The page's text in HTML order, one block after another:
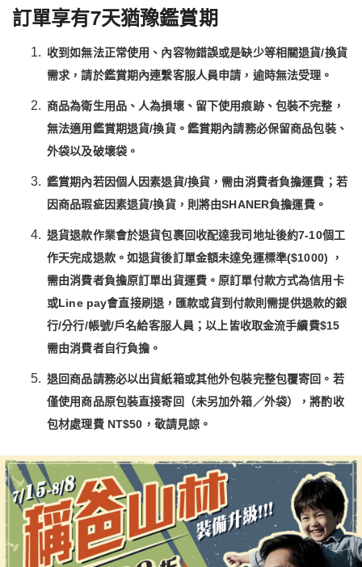
訂單享有7天猶豫鑑賞期
收到如無法正常使用、內容物錯誤或是缺少等相關退貨/換貨
需求，請於鑑賞期內連繫客服人員申請，逾時無法受理。
商品為衛生用品、人為損壞、留下使用痕跡、包裝不完整，
無法適用鑑賞期退貨/換貨。鑑賞期內請務必保留商品包裝、
外袋以及破壞袋。
鑑賞期內若因個人因素退貨/換貨，需由消費者負擔運費；若
因商品瑕疵因素退貨/換貨，則將由SHANER負擔運費。
退貨退款作業會於退貨包裹回收配達我司地址後約7-10個工
作天完成退款。如退貨後訂單金額未達免運標準($1000) ，
需由消費者負擔原訂單出貨運費。原訂單付款方式為信用卡
或Line pay會直接刷退，匯款或貨到付款則需提供退款的銀
行/分行/帳號/戶名給客服人員；以上皆收取金流手續費$15
需由消費者自行負擔。
退回商品請務必以出貨紙箱或其他外包裝完整包覆寄回。若
僅使用商品原包裝直接寄回（未另加外箱／外袋），將酌收
包材處理費 NT$50，敬請見諒。